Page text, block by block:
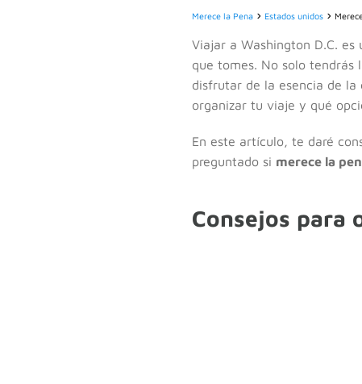
Merece la Pena Estados unidos
Viajar a Washington D.C.
que tomes. No solo
disfrutar de la esencia de la
organizar tu viaje y qué
En este artículo, te daré
preguntado si merece la
Consejos para